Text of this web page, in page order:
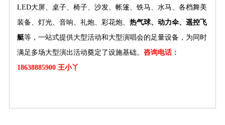
LED大屏、桌子、椅子、沙发、帐篷、铁马、水马、各档舞美
装备、灯光、音响、礼炮、彩花炮、 热气球、动力伞、遥控飞
艇等，一站式提供大型活动和大型演唱会的足量设备，为同时
满足多场大型演出活动奠定了设施基础。 咨询电话：
18638885900 王小丫